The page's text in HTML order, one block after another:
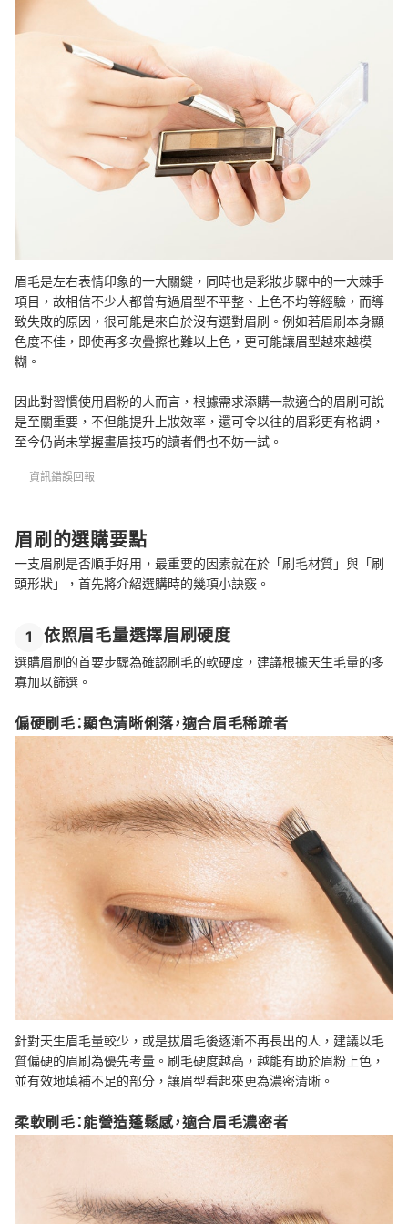
選一款合適的眉彩搭配吧！
眉毛是左右表情印象的一大關鍵，同時也是彩妝步驟中的一大棘手
項目，故相信不少人都曾有過眉型不平整、上色不均等經驗，而導
致失敗的原因，很可能是來自於沒有選對眉刷。例如若眉刷本身顯
色度不佳，即使再多次疊擦也難以上色，更可能讓眉型越來越模
糊。
因此對習慣使用眉粉的人而言，根據需求添購一款適合的眉刷可說
是至關重要，不但能提升上妝效率，還可令以往的眉彩更有格調，
至今仍尚未掌握畫眉技巧的讀者們也不妨一試。
資訊錯誤回報
眉刷的選購要點
一支眉刷是否順手好用，最重要的因素就在於「刷毛材質」與「刷
頭形狀」，首先將介紹選購時的幾項小訣竅。
1 依照眉毛量選擇眉刷硬度
選購眉刷的首要步驟為確認刷毛的軟硬度，建議根據天生毛量的多
寡加以篩選。
偏硬刷毛：顯色清晰俐落，適合眉毛稀疏者
針對天生眉毛量較少，或是拔眉毛後逐漸不再長出的人，建議以毛
質偏硬的眉刷為優先考量。刷毛硬度越高，越能有助於眉粉上色，
並有效地填補不足的部分，讓眉型看起來更為濃密清晰。
柔軟刷毛：能營造蓬鬆感，適合眉毛濃密者